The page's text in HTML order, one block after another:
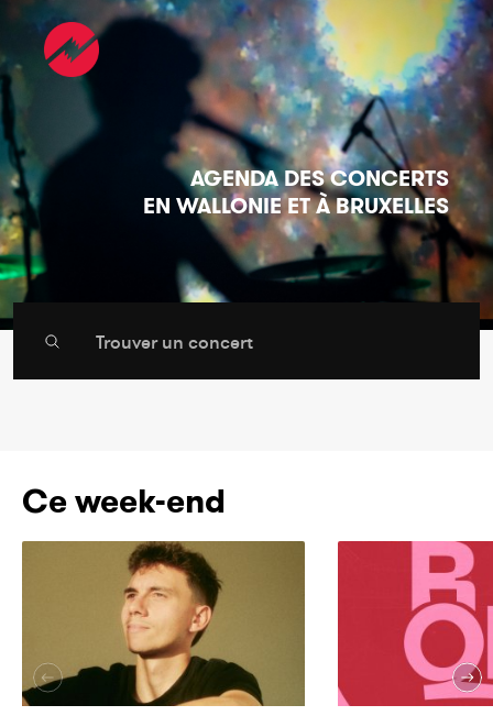
AGENDA DES CONCERTS
EN WALLONIE ET À BRUXELLES
Ce week-end